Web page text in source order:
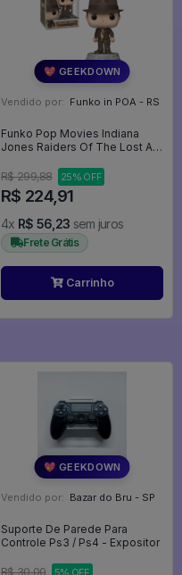
💖 GEEKDOWN
Vendido por: Funko in POA - RS
Funko Pop Movies Indiana
Jones Raiders Of The Lost Ark
#1355
R$ 299,88 25% OFF
R$ 224,91
4x R$ 56,23 sem juros
Frete Grátis
Carrinho
💖 GEEKDOWN
Vendido por: Bazar do Bru - SP
Suporte De Parede Para
Controle Ps3 / Ps4 - Expositor
R$ 30,00 5% OFF